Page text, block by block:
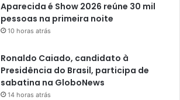
Aparecida é Show 2026 reúne 30 mil
pessoas na primeira noite
10 horas atrás
Ronaldo Caiado, candidato à
Presidência do Brasil, participa de
sabatina na GloboNews
14 horas atrás